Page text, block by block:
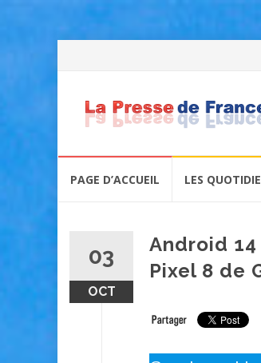
PAGE D’ACCUEIL LES
03
OCT
Android
Pixel 8 de